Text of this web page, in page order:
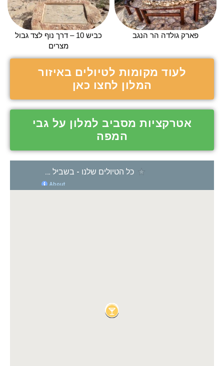
פארק גולדה הר הנגב
כביש 10 – דרך נוף לצד גבול
מצרים
לעוד מקומות לטיולים באיזור
המלון לחצו כאן
אטרקציות מסביב למלון על גבי
המפה